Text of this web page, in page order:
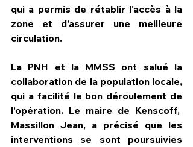
qui a permis de rétablir l'accès à la
zone et d’assurer une meilleure
circulation.
La PNH et la MMSS ont salué la
collaboration de la population locale,
qui a facilité le bon déroulement de
l’opération. Le maire de Kenscoff,
Massillon Jean, a précisé que les
interventions se sont poursuivies